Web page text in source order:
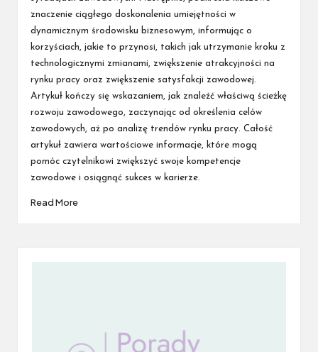
znaczenie ciągłego doskonalenia umiejętności w
dynamicznym środowisku biznesowym, informując o
korzyściach, jakie to przynosi, takich jak utrzymanie kroku z
technologicznymi zmianami, zwiększenie atrakcyjności na
rynku pracy oraz zwiększenie satysfakcji zawodowej.
Artykuł kończy się wskazaniem, jak znaleźć właściwą ścieżkę
rozwoju zawodowego, zaczynając od określenia celów
zawodowych, aż po analizę trendów rynku pracy. Całość
artykuł zawiera wartościowe informacje, które mogą
pomóc czytelnikowi zwiększyć swoje kompetencje
zawodowe i osiągnąć sukces w karierze.
Read More